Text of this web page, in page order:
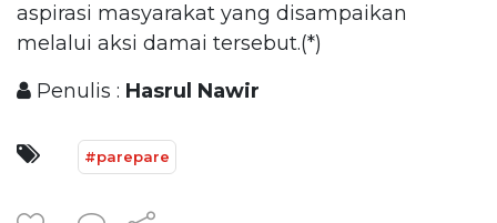
aspirasi masyarakat yang disampaikan
melalui aksi damai tersebut.(*)
Penulis : Hasrul Nawir
#parepare